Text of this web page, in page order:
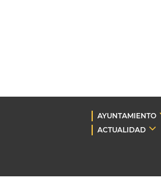
AYUNTAMIENTO
ACTUALIDAD